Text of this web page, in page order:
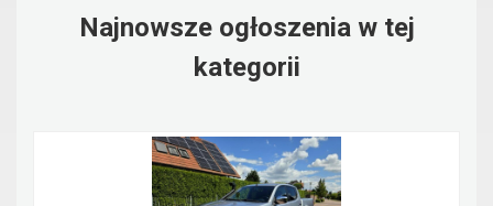
Najnowsze ogłoszenia w tej
kategorii